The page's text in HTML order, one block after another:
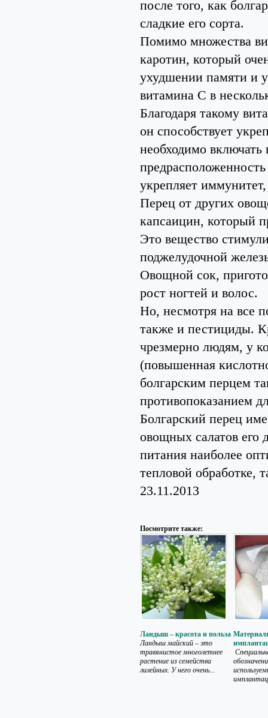
после того, как
сладкие его сорта.
Помимо множества
каротин, который
ухудшении памяти и
витамина С в
Благодаря такому
он способствует
необходимо
укрепляет
Перец от других
капсаицин, который
Это вещество
поджелудочной
Овощной сок,
рост ногтей и волос.
Но, несмотря на все
также и пестициды.
чрезмерно людям, у
(повышенная
болгарским перцем
противопоказанием
Болгарский перец
овощных салатов его
питания наиболее
тепловой обработке,
23.11.2013
Посмотрите также:
Ландыш – красота и польза
Ландыш майский – это
травянистое многолетнее
растение из семейства
лилейных. У него очень...